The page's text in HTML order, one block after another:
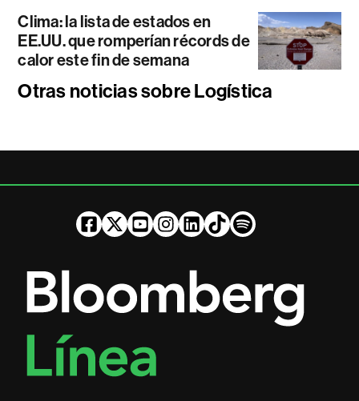
Clima: la lista de estados en
EE.UU. que romperían récords de
calor este fin de semana
Otras noticias sobre Logística